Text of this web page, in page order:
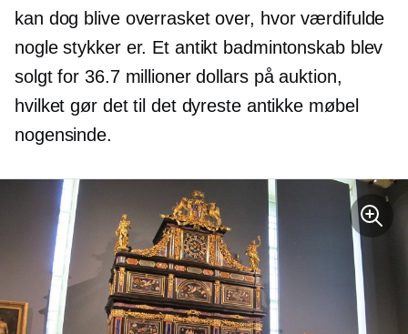
kan dog blive overrasket over, hvor værdifulde
nogle stykker er. Et antikt badmintonskab blev
solgt for 36.7 millioner dollars på auktion,
hvilket gør det til det dyreste antikke møbel
nogensinde.